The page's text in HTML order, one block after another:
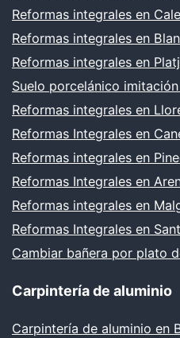
Reformas integrales en
Reformas integrales en
Reformas integrales en
Suelo porcelánico
Reformas integrales en
Reformas Integrales en
Reformas integrales en
Reformas Integrales en
Reformas integrales en
Reformas Integrales en
Cambiar bañera por plato
Carpintería de aluminio
Carpintería de aluminio en